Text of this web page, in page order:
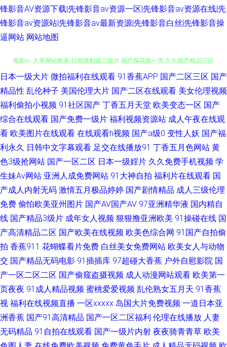
锋影音AV资源下载|先锋影音av资源一区|先锋影音av资源在线|先
锋影音av资源站|先锋影音av最新资源|先锋影音白丝|先锋影音操
逼网站 网站地图
青青久久青青 变态av福利 日本性天堂 91娱乐综合 超碰在线免费公开 豆花小
电影av 久草网站欧美 日韩限制级三级片 国产探花第一页 久久国产精品三区
青青伊人视频 97福利姬 国产欧美日韩性爱 另类丝袜诱惑 日韩H网站 午夜男
人天堂影院 97人人擦 成人AV三级传媒 国产传媒第四页 蜜桃传媒吴梦梦 中文
字幕久荜 福利二区 韩国av永久无码 黑人大吊 精品日韩无码一区 另类AV激情
内射无码一区日韩 欧美色色自拍 青青青操网站 日本老熟妇毛茸茸 日韩AⅤ视
频列表 亚洲黄色大片网站 白丝91在线 九九黄色片性爱 欧美色图1 四虎影库
区不卡 亚洲成人WWW 97干在线视频 超碰在线资源总站 国产86页 国产传媒
精选 国产91网址 含羞草影院福利院 激情丁香综合网 玖玖爽A 欧美轮理 欧美
性爱一卡2卡 日韩国产久久 午夜激情影院a 中日韩三级片 91UU视频 国产老A
日本一级大片 微拍福利在线观看 91香蕉APP 国产二区三区 国产
精品性 乱伦种子 美国伦理大片 国产二区在线观看 美女伦理视频
福利偷拍小视频 91社区国产 丁香五月天堂 欧美变态一区 国产
综合在线观看 国产免费一级片 福利视频资源站 成人午夜在线观
看 欧美图片在线观看 在线观看h视频 国产a级0 变性人妖 国产福
利永久 日韩中文字幕观看 足交在线播放91 丁香五月色网站 黄
色3级抢网站 国产一区二区 日本一级婬片 久久免费手机视频 学
生妹Av网站 亚洲人成免费网站 91大神自拍 福利片在线观看 国
产成人内射无码 激情五月极品婷婷 国产剧情精品 成人三级伦理
免费 偷怕欧美亚州图片 国产AV国产AV 97亚洲精华液 国内精自
线 国产精品3级片 成年女人视频 狠狠撸亚洲欧美 91操碰在线 国
产高清精品二区 国产欧美在线视频 欧美色综合网 91国产自拍偷
拍 香蕉911 花蝴蝶看片免费 白丝美女免费网站 欧美女人与动物
交 国产精品无码电影 91插插库 97超碰大香蕉 户外自慰影院 国
产一区二区二区 国产偷窥盗摄视频 成人动漫网站观看 欧美第一
页夜夜 91成人精品视频 蜜桃爱爱视频 乱伦熟女五月天 91香蕉
视 福利在线视频直播 一区xxxxx 岛国大片免费视频 一道日本亚
洲香蕉 国产91高清精品 国产一区二区福利 伦理在线播放 人妻
无码精品 91自拍在线观看 国产一级片内射 夜夜骑青青草 欧美